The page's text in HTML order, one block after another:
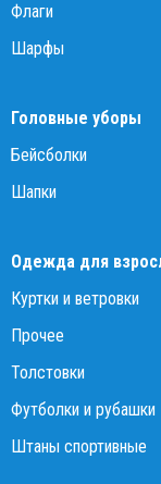
Флаги
Шарфы
Головные уборы
Бейсболки
Шапки
Одежда для
Куртки и ветровки
Прочее
Толстовки
Футболки и рубашки
Штаны спортивные